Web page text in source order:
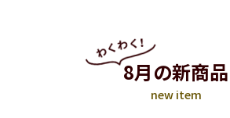
8月の新商品
new item